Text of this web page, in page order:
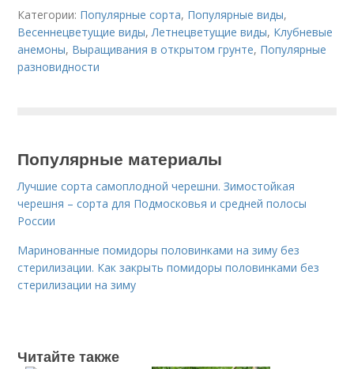
Категории: Популярные сорта, Популярные виды,
Весеннецветущие виды,Летнецветущие виды, Клубневые
анемоны, Выращивания в открытом грунте, Популярные
разновидности
Популярные материалы
Лучшие сорта самоплодной черешни. Зимостойкая
черешня – сорта для Подмосковья и средней полосы
России
Маринованные помидоры половинками на зиму без
стерилизации. Как закрыть помидоры половинками без
стерилизации на зиму
Читайте также